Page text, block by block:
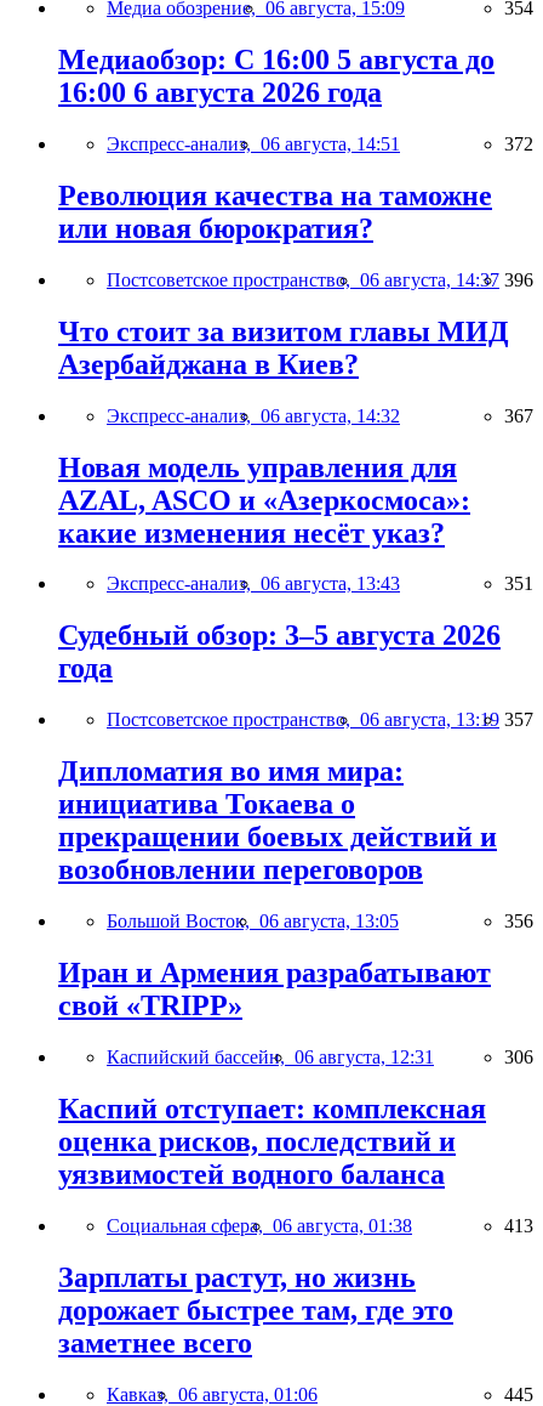
Медиа обозрение, 06 августа, 15:09 354
Медиаобзор: С 16:00 5 августа до
16:00 6 августа 2026 года
Экспресс-анализ, 06 августа, 14:51 372
Революция качества на таможне
или новая бюрократия?
Постсоветское пространство, 06 августа, 14:37 396
Что стоит за визитом главы МИД
Азербайджана в Киев?
Экспресс-анализ, 06 августа, 14:32 367
Новая модель управления для
AZAL, ASCO и «Азеркосмоса»:
какие изменения несёт указ?
Экспресс-анализ, 06 августа, 13:43 351
Судебный обзор: 3–5 августа 2026
года
Постсоветское пространство, 06 августа, 13:19 357
Дипломатия во имя мира:
инициатива Токаева о
прекращении боевых действий и
возобновлении переговоров
Большой Восток, 06 августа, 13:05 356
Иран и Армения разрабатывают
свой «TRIPP»
Каспийский бассейн, 06 августа, 12:31 306
Каспий отступает: комплексная
оценка рисков, последствий и
уязвимостей водного баланса
Социальная сфера, 06 августа, 01:38 413
Зарплаты растут, но жизнь
дорожает быстрее там, где это
заметнее всего
Кавказ, 06 августа, 01:06 445